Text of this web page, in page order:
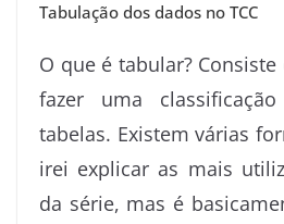
Tabulação dos dados no TCC
O que é tabular?
fazer uma
tabelas. Existem várias
irei explicar as mais
da série, mas é